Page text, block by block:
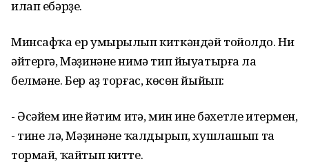
илап ебәрҙе.
Минсафҡа ер умырылып киткәндәй тойолдо. Ни
әйтергә, Мәҙинәне нимә тип йыуатырға ла
белмәне. Бер аҙ торғас, көсөн йыйып:
- Әсәйем һине йәтим итһә, мин һине бәхетле итермен,
- тине лә, Мәҙинәне ҡалдырып, хушлашып та
тормай, ҡайтып китте.